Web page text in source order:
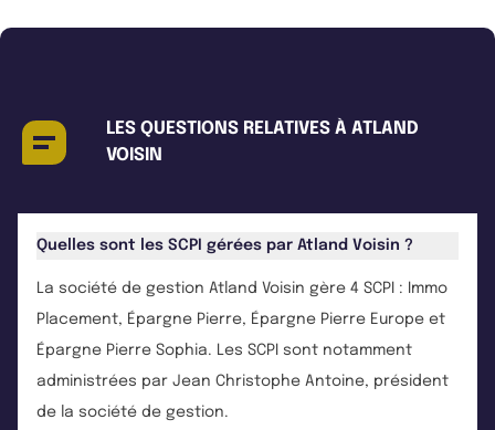
LES QUESTIONS RELATIVES À ATLAND
VOISIN
Quelles sont les SCPI gérées par Atland Voisin ?
La société de gestion Atland Voisin gère 4 SCPI : Immo
Placement, Épargne Pierre, Épargne Pierre Europe et
Épargne Pierre Sophia. Les SCPI sont notamment
administrées par Jean Christophe Antoine, président
de la société de gestion.